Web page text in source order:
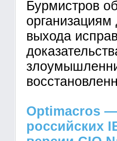
Бурмистров
организациям
выхода
Optimacros —
российских